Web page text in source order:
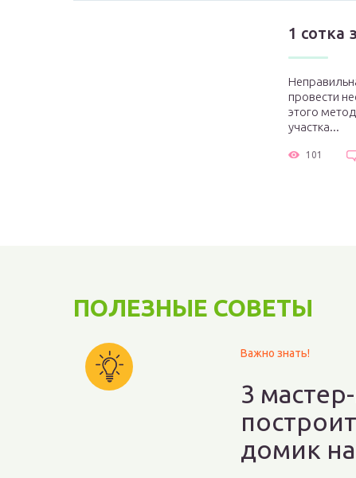
1 сотка
провести
этого
участка...
101
ПОЛЕЗНЫЕ СОВЕТЫ
Важно знать!
3
домик на